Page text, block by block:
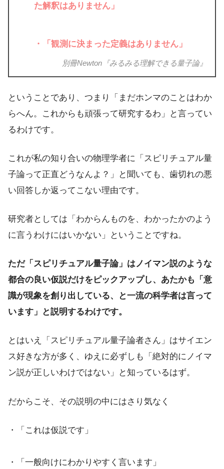
た解釈はありません」
・「観測に決まった定義はありません」
別冊Newton『みるみる理解できる量子論』
ということであり、つまり「まだホンマのことはわか
らへん。これからも頑張って研究するわ」と言ってい
るわけです。
これが私の知り合いの物理学者に「スピリチュアル量
子論って正直どうなんよ？」と聞いても、歯切れの悪
い回答しか返ってこない理由です。
研究者としては「わからんものを、わかったかのよう
に言うわけにはいかない」ということですね。
ただ「スピリチュアル量子論」はノイマン説のような
都合の良い仮説だけをピックアップし、あたかも「意
識が現象を創り出している、と一流の科学者は言って
います」と説明するわけです。
とはいえ「スピリチュアル量子論者さん」はサイエン
ス好きな方が多く、ゆえに必ずしも「絶対的にノイマ
ン説が正しいわけではない」と知っているはず。
だからこそ、その説明の中にはさり気なく
・「これは仮説です」
・「一般向けにわかりやすく言います」